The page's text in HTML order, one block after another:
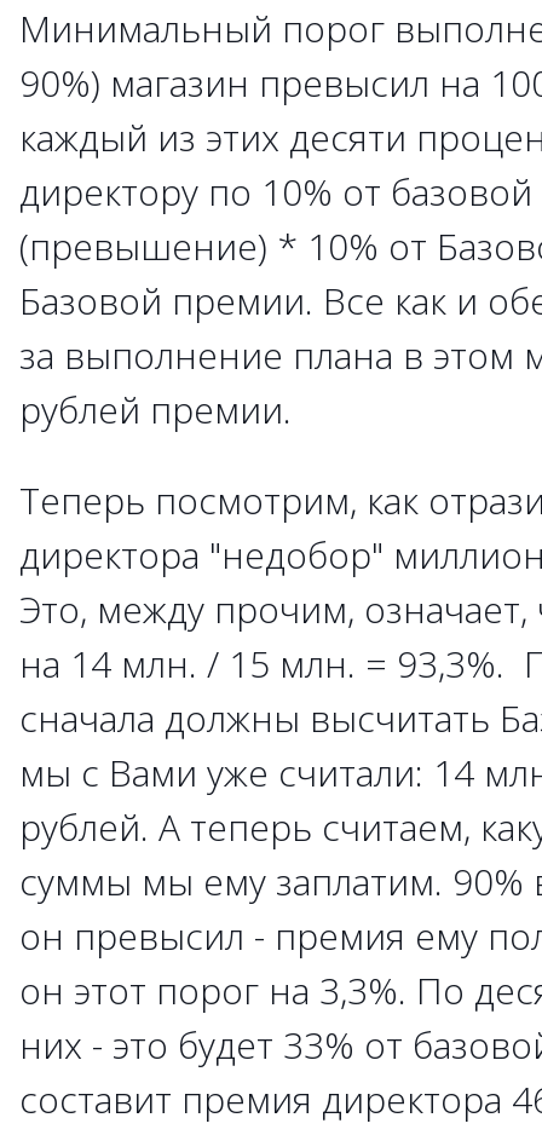
Минимальный порог
90%) магазин превысил на
каждый из этих десяти
директору по 10% от
(превышение) * 10% от
Базовой премии. Все как и
за выполнение плана в этом
рублей премии.
Теперь посмотрим, как
директора "недобор"
Это, между прочим,
на 14 млн. / 15 млн. = 93,3%.
сначала должны высчитать
мы с Вами уже считали: 14
рублей. А теперь считаем,
суммы мы ему заплатим.
он превысил - премия ему
он этот порог на 3,3%. По
них - это будет 33% от
составит премия директора